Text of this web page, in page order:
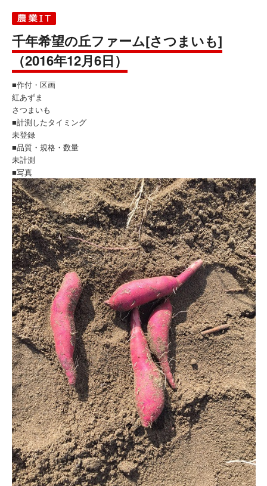
千年希望の丘ファーム[さつまいも]
（2016年12月6日）
■作付・区画
紅あずま
さつまいも
■計測したタイミング
未登録
■品質・規格・数量
未計測
■写真